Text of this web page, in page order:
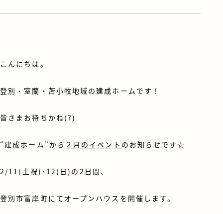
こんにちは。
登別・室蘭・苫小牧地域の建成ホームです！
皆さまお待ちかね(?)
“建成ホーム”から ２月のイベント のお知らせです☆
2/11(土祝)･12(日)の2日間、
登別市富岸町にてオープンハウスを開催 します。